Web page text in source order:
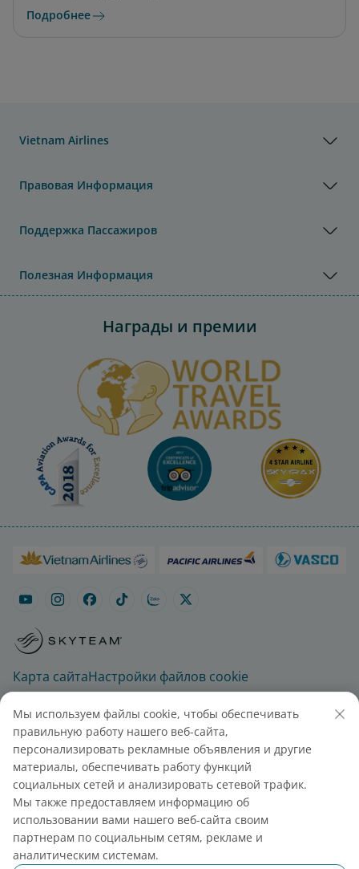
Подробнее
Vietnam Airlines
Правовая Информация
Поддержка Пассажиров
Полезная Информация
Награды и премии
Карта сайтаНастройки файлов cookie
© 2025 Vietnam Airlines JSC – Все права
защищены
АО Вьетнамские Авиалинии - улица Нгуен Шон
200, Боде, Ханой, Вьетнам
Мы используем файлы cookie, чтобы обеспечивать
правильную работу нашего веб-сайта,
персонализировать рекламные объявления и другие
материалы, обеспечивать работу функций
социальных сетей и анализировать сетевой трафик.
Мы также предоставляем информацию об
использовании вами нашего веб-сайта своим
партнерам по социальным сетям, рекламе и
аналитическим системам.